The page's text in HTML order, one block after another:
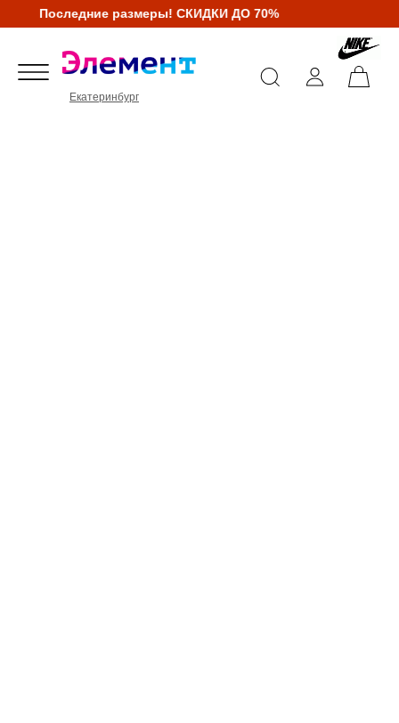
Последние размеры! СКИДКИ ДО 70%
Екатеринбург